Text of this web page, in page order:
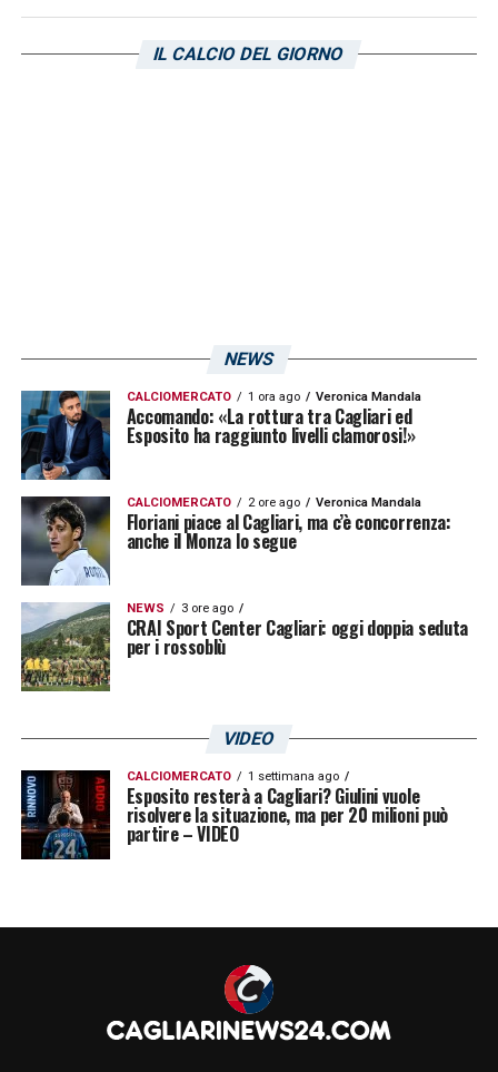
centrocampista rossoblù.LaJuventus
IL CALCIO DEL GIORNO
NEWS
CALCIOMERCATO 1 ora ago Veronica Mandala
Accomando: «La rottura tra Cagliari ed
Esposito ha raggiunto livelli clamorosi!»
CALCIOMERCATO 2 ore ago Veronica Mandala
Floriani piace al Cagliari, ma c’è concorrenza:
anche il Monza lo segue
NEWS 3 ore ago
CRAI Sport Center Cagliari: oggi doppia seduta
per i rossoblù
VIDEO
CALCIOMERCATO 1 settimana ago
Esposito resterà a Cagliari? Giulini vuole
risolvere la situazione, ma per 20 milioni può
partire – VIDEO